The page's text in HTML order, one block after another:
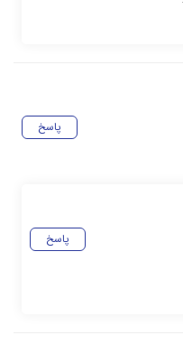
پاسخ
پاسخ